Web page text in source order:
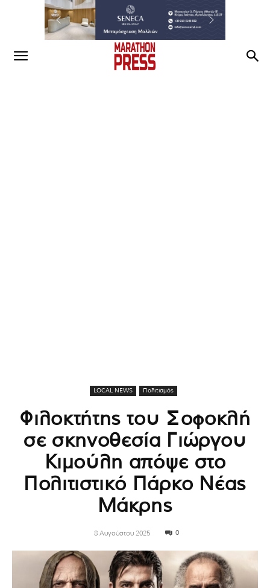
LOCAL NEWS Πολιτισμός
Φιλοκτήτης του Σοφοκλή
σε σκηνοθεσία Γιώργου
Κιμούλη απόψε στο
Πολιτιστικό Πάρκο Νέας
Μάκρης
8 Αυγούστου 2025 0